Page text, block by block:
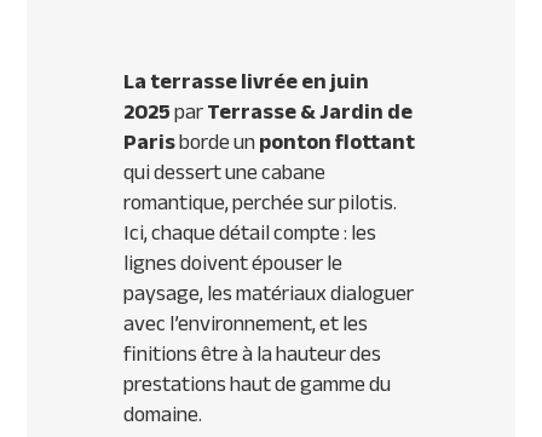
La terrasse livrée en juin
2025parTerrasse & Jardin de
Parisborde unponton flottant
qui dessert une cabane
romantique, perchée sur pilotis.
Ici, chaque détail compte : les
lignes doivent épouser le
paysage, les matériaux dialoguer
avec l’environnement, et les
finitions être à la hauteur des
prestations haut de gamme du
domaine.